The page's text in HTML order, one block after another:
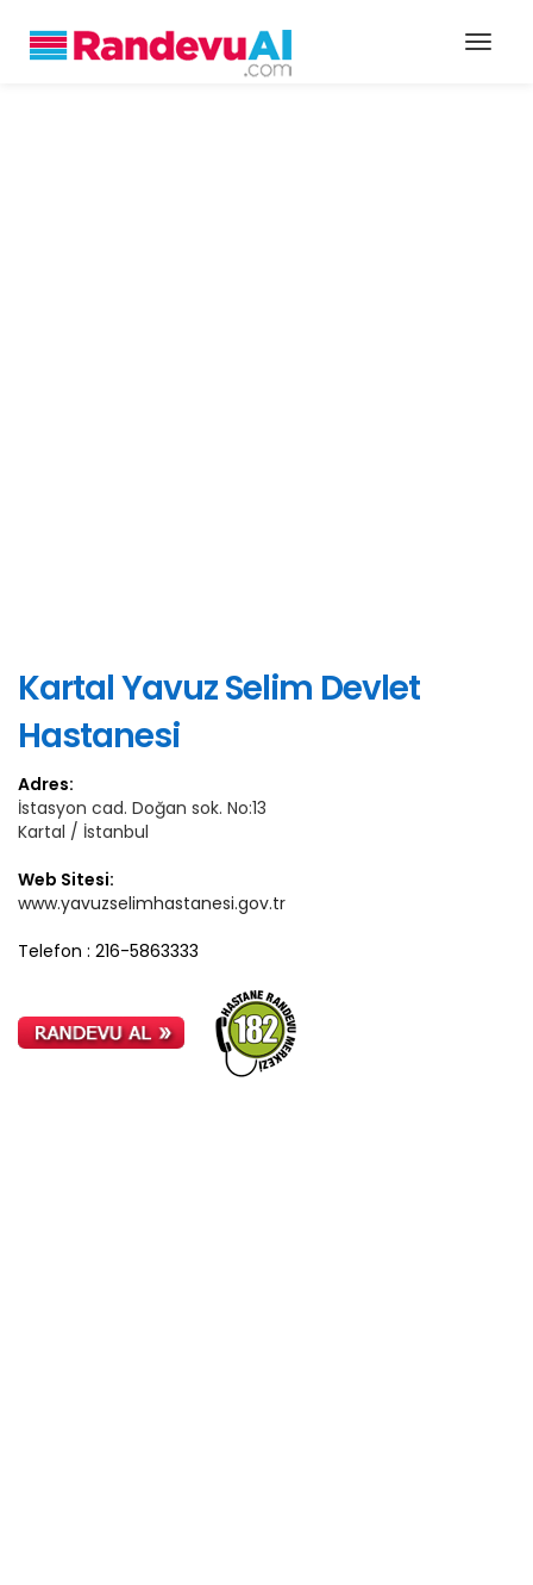
Kartal Yavuz Selim Devlet
Hastanesi
Adres:
İstasyon cad. Doğan sok. No:13
Kartal / İstanbul
Web Sitesi:
www.yavuzselimhastanesi.gov.tr
Telefon : 216-5863333